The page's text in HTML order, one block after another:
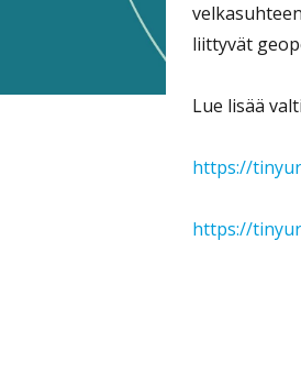
liittyvät
Lue lisää
https://
https://